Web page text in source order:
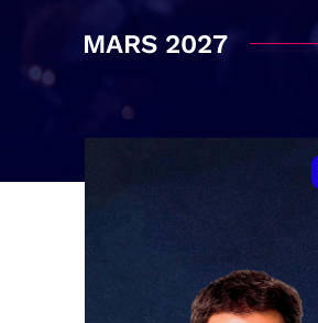
MARS 2027